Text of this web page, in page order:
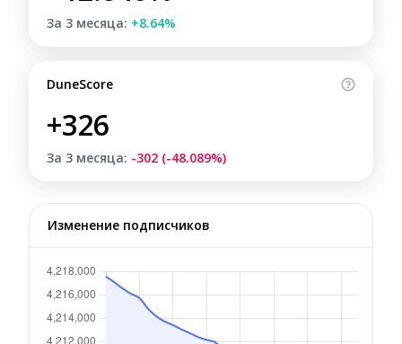
За 3 месяца: +8.64%
DuneScore
+326
За 3 месяца: -302 (-48.089%)
Изменение подписчиков